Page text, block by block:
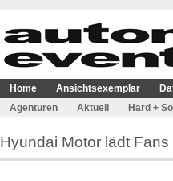
Home Ansichtsexemplar
Agenturen
Aktuell Hard +
Hyundai Motor lädt